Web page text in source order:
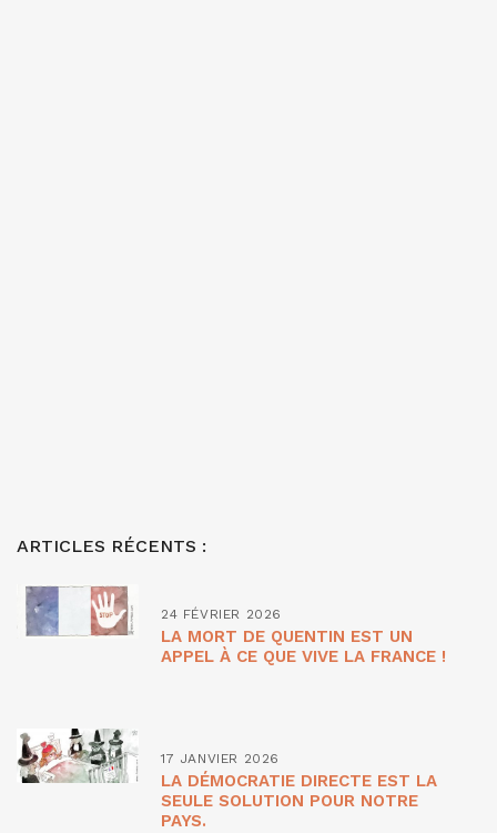
ARTICLES RÉCENTS :
24 FÉVRIER 2026
LA MORT DE QUENTIN EST UN
APPEL À CE QUE VIVE LA FRANCE !
17 JANVIER 2026
LA DÉMOCRATIE DIRECTE EST LA
SEULE SOLUTION POUR NOTRE
PAYS.